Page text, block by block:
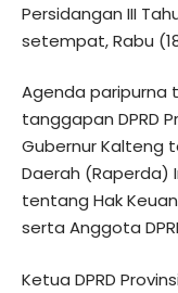
Persidangan III
setempat, Rabu
Agenda paripurna
tanggapan DPRD
Gubernur Kalteng
Daerah (Raperda)
tentang Hak
serta Anggota
Ketua DPRD